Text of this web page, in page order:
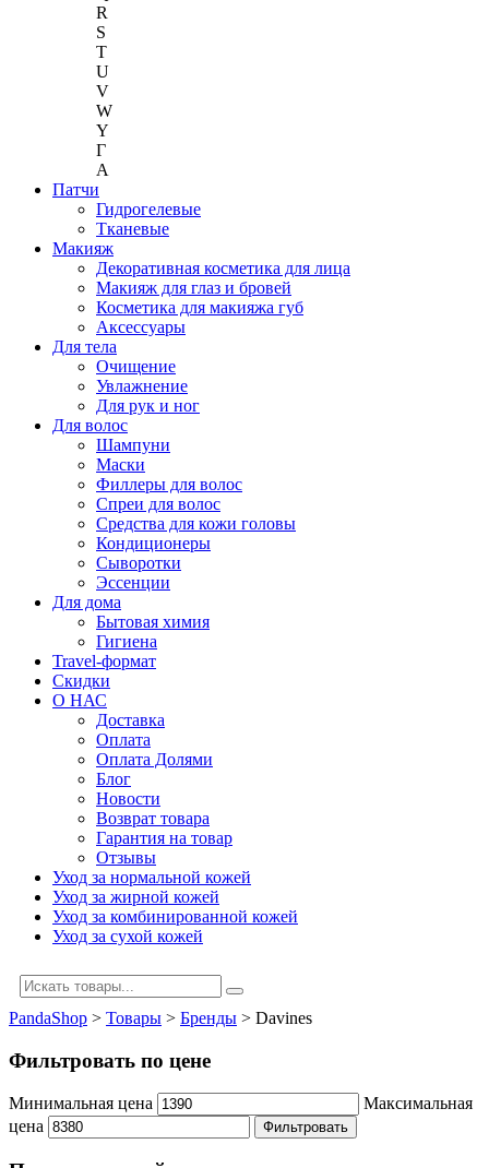
R
S
T
U
V
W
Y
Г
A
Патчи
Гидрогелевые
Тканевые
Макияж
Декоративная косметика для лица
Макияж для глаз и бровей
Косметика для макияжа губ
Аксессуары
Для тела
Очищение
Увлажнение
Для рук и ног
Для волос
Шампуни
Маски
Филлеры для волос
Спреи для волос
Средства для кожи головы
Кондиционеры
Сыворотки
Эссенции
Для дома
Бытовая химия
Гигиена
Travel-формат
Скидки
О НАС
Доставка
Оплата
Оплата Долями
Блог
Новости
Возврат товара
Гарантия на товар
Отзывы
Уход за нормальной кожей
Уход за жирной кожей
Уход за комбинированной кожей
Уход за сухой кожей
PandaShop > Товары > Бренды > Davines
Фильтровать по цене
Минимальная цена
Максимальная
цена
Фильтровать